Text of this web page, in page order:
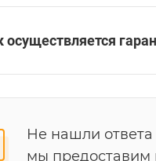
осуществляется
Не нашли
мы